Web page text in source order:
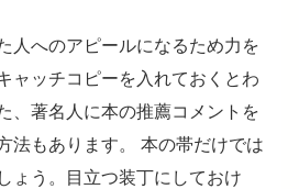
人へのアピールになるため力を
ャッチコピーを入れておくとわ
、著名人に本の推薦コメントを
法もあります。 本の帯だけでは
ょう。目立つ装丁にしておけ